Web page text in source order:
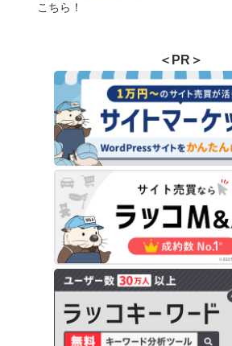
こちら！
＜PR＞